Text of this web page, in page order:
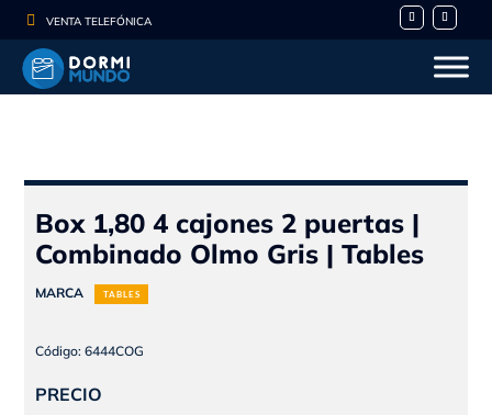
 VENTA TELEFÓNICA
Box 1,80 4 cajones 2 puertas |
Combinado Olmo Gris | Tables
MARCA TABLES
Código: 6444COG
PRECIO